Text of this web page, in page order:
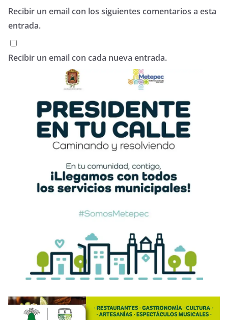
Recibir un email con los siguientes comentarios a esta
entrada.
Recibir un email con cada nueva entrada.